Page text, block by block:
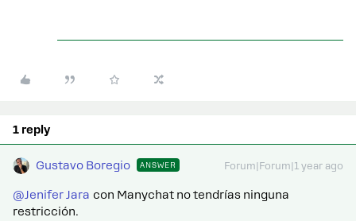
1 reply
Gustavo Boregio ANSWER Forum|Forum|1 year ago
@Jenifer Jara con Manychat no tendrías ninguna
restricción.